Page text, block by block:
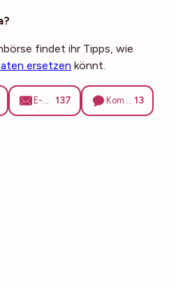
findet ihr Tipps, wie
ersetzen könnt.
137 13